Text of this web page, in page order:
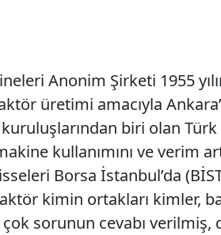
Anonim Şirketi 1955
üretimi amacıyla
biri olan Türk
kullanımını ve verim
Borsa İstanbul’da
kimin ortakları kimler,
sorunun cevabı verilmiş,